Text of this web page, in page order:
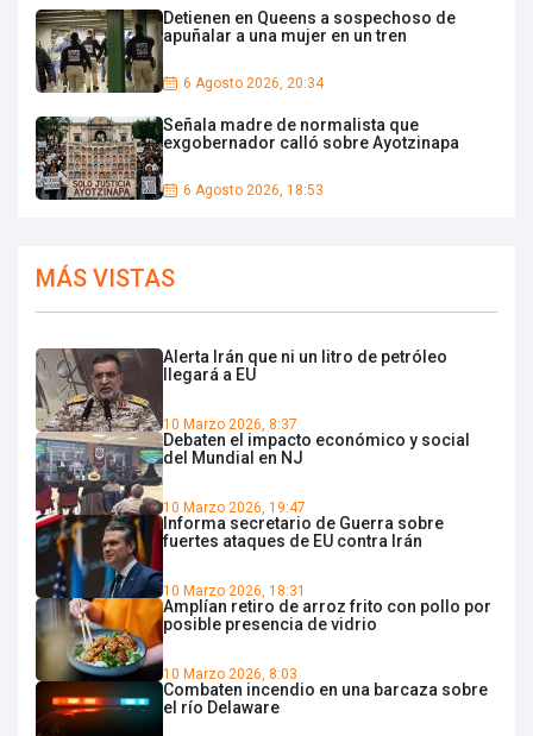
Detienen en Queens a sospechoso de
apuñalar a una mujer en un tren
6 Agosto 2026, 20:34
Señala madre de normalista que
exgobernador calló sobre Ayotzinapa
6 Agosto 2026, 18:53
MÁS VISTAS
Alerta Irán que ni un litro de petróleo
llegará a EU
10 Marzo 2026, 8:37
Debaten el impacto económico y social
del Mundial en NJ
10 Marzo 2026, 19:47
Informa secretario de Guerra sobre
fuertes ataques de EU contra Irán
10 Marzo 2026, 18:31
Amplían retiro de arroz frito con pollo por
posible presencia de vidrio
10 Marzo 2026, 8:03
Combaten incendio en una barcaza sobre
el río Delaware